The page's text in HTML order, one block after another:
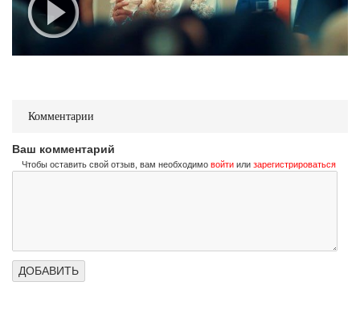
Комментарии
Ваш комментарий
Чтобы оставить свой отзыв, вам необходимо войти или зарегистрироваться